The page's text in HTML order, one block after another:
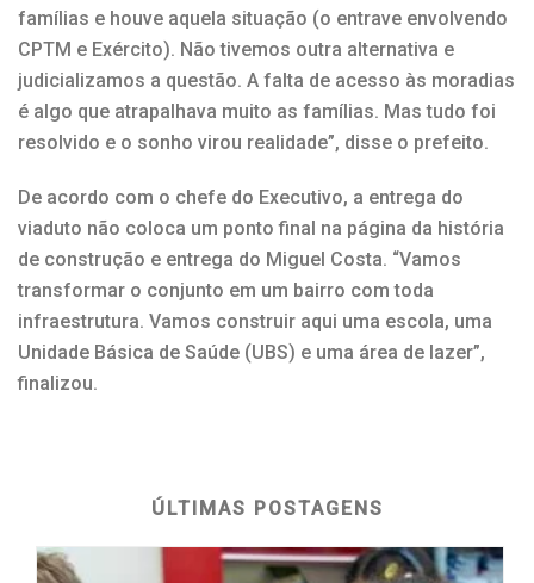
famílias e houve aquela situação (o entrave envolvendo
CPTM e Exército). Não tivemos outra alternativa e
judicializamos a questão. A falta de acesso às moradias
é algo que atrapalhava muito as famílias. Mas tudo foi
resolvido e o sonho virou realidade”, disse o prefeito.
De acordo com o chefe do Executivo, a entrega do
viaduto não coloca um ponto final na página da história
de construção e entrega do Miguel Costa. “Vamos
transformar o conjunto em um bairro com toda
infraestrutura. Vamos construir aqui uma escola, uma
Unidade Básica de Saúde (UBS) e uma área de lazer”,
finalizou.
ÚLTIMAS POSTAGENS